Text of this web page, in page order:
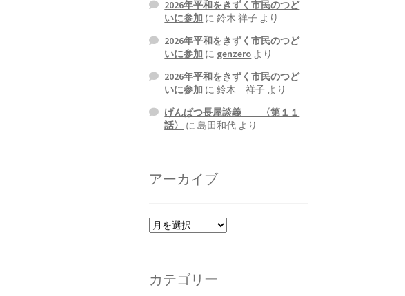
2026年平和をきずく市民のつど
いに参加 に鈴木 祥子 より
2026年平和をきずく市民のつど
いに参加 に genzero より
2026年平和をきずく市民のつど
いに参加 に鈴木 祥子 より
げんぱつ長屋談義 〈第１１
話〉
に島田和代 より
アーカイブ
ア
ブ
カテゴリー